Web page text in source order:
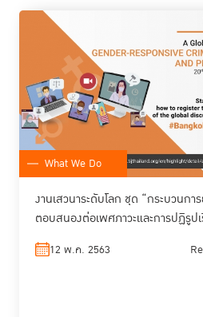
สังคมและชุมชนในการสนับสนุนให้การใช้มาต
ไปอย่างมีประสิทธิภาพ ความสำคัญในการร
ผิดหญิงในกรณีพิเศษ และอำนาจในการร้อยเ
แพร่สู่สาธารณะ เพื่อให้เห็นถึงความสำคัญข
ลดการตีตราอดีตผู้ต้องขัง
อ่านคู่มือว่าด้วยมาตรการที่มิใช่การคุมขังที่
here
What We Do
งานเสวนาระดับโลก ชุด “กระบวนกา
ตอบสนองต่อเพศภาวะและการปฏิรูป
12 พ.ค. 2563